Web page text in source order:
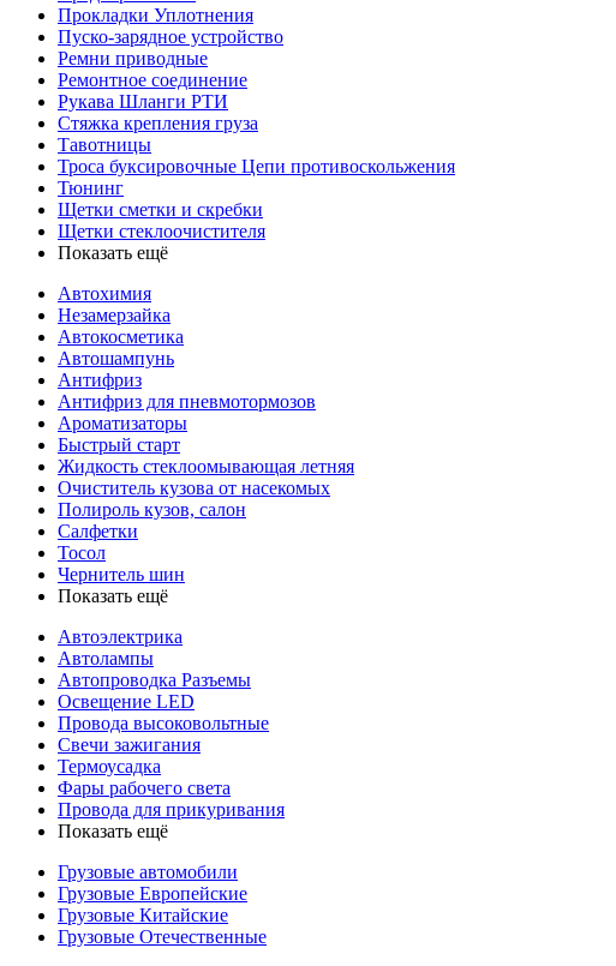
Прокладки Уплотнения
Пуско-зарядное устройство
Ремни приводные
Ремонтное соединение
Рукава Шланги РТИ
Стяжка крепления груза
Тавотницы
Троса буксировочные Цепи противоскольжения
Тюнинг
Щетки сметки и скребки
Щетки стеклоочистителя
Показать ещё
Автохимия
Незамерзайка
Автокосметика
Автошампунь
Антифриз
Антифриз для пневмотормозов
Ароматизаторы
Быстрый старт
Жидкость стеклоомывающая летняя
Очиститель кузова от насекомых
Полироль кузов, салон
Салфетки
Тосол
Чернитель шин
Показать ещё
Автоэлектрика
Автолампы
Автопроводка Разъемы
Освещение LED
Провода высоковольтные
Свечи зажигания
Термоусадка
Фары рабочего света
Провода для прикуривания
Показать ещё
Грузовые автомобили
Грузовые Европейские
Грузовые Китайские
Грузовые Отечественные